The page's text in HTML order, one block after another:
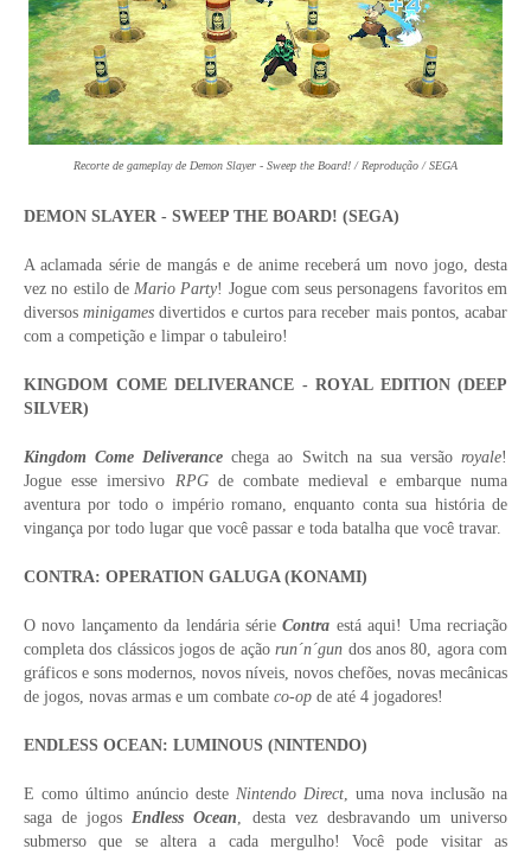
Recorte de gameplay de Demon Slayer - Sweep the Board! / Reprodução / SEGA
DEMON SLAYER - SWEEP THE BOARD! (SEGA)
A aclamada série de mangás e de anime receberá um novo jogo, desta
vez no estilo deMario Party! Jogue com seus personagens favoritos em
diversosminigames divertidos e curtos para receber mais pontos, acabar
com a competição e limpar o tabuleiro!
KINGDOM COME DELIVERANCE - ROYAL EDITION (DEEP
SILVER)
Kingdom Come Deliverancechega ao Switch na sua versãoroyale!
Jogue esse imersivo RPGde combate medieval e embarque numa
aventura por todo o império romano, enquanto conta sua história de
vingança por todo lugar que você passar e toda batalha que você travar.
CONTRA: OPERATION GALUGA (KONAMI)
O novo lançamento da lendária sérieContra está aqui! Uma recriação
completa dos clássicos jogos de açãorun´n´gun dos anos 80, agora com
gráficos e sons modernos, novos níveis, novos chefões, novas mecânicas
de jogos, novas armas e um combate co-op de até 4 jogadores!
ENDLESS OCEAN: LUMINOUS (NINTENDO)
E como último anúncio deste Nintendo Direct, uma nova inclusão na
saga de jogosEndless Ocean, desta vez desbravando um universo
submerso que se altera a cada mergulho! Você pode visitar as